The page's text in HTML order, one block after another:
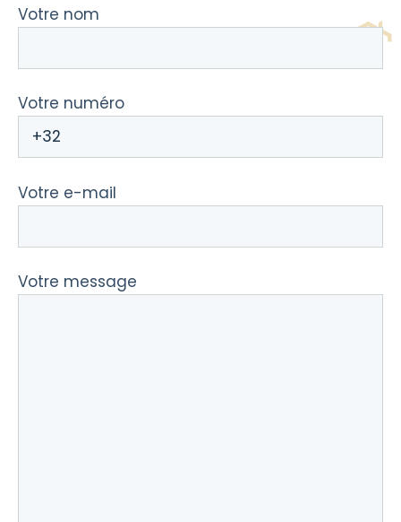
Votre nom
Votre numéro
Votre e-mail
Votre message